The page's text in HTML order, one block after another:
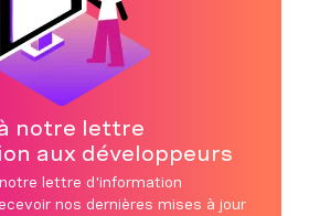
notre lettre
aux développeurs
lettre d'information
nos dernières mises à jour